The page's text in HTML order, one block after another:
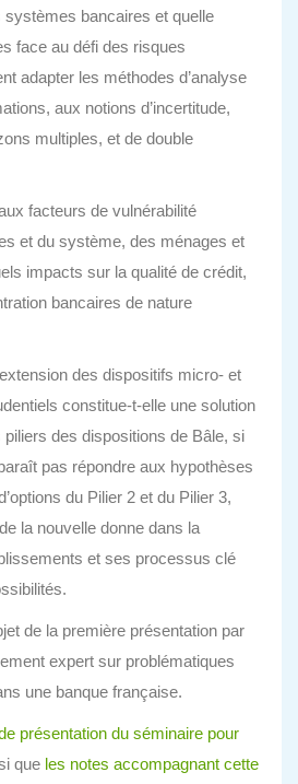
systèmes bancaires et quelle
face au défi des risques
adapter les méthodes d’analyse
aux notions d’incertitude,
multiples, et de double
facteurs de vulnérabilité
et du système, des ménages et
impacts sur la qualité de crédit,
bancaires de nature
des dispositifs micro- et
constitue-t-elle une solution
des dispositions de Bâle, si
pas répondre aux hypothèses
du Pilier 2 et du Pilier 3,
la nouvelle donne dans la
et ses processus clé
de la première présentation par
expert sur problématiques
une banque française.
présentation du séminaire pour
que les notes accompagnant cette